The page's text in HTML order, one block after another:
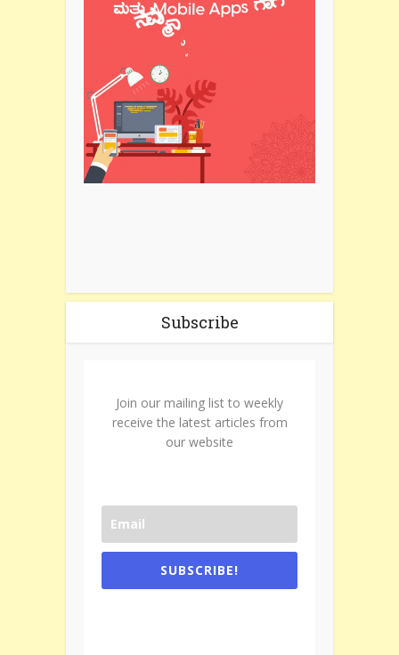
Subscribe
Join our mailing list to weekly
receive the latest articles from
our website
SUBSCRIBE!